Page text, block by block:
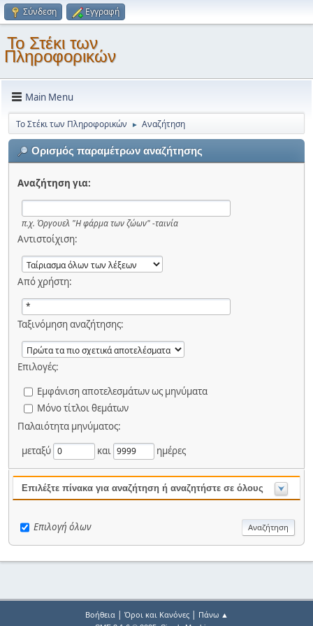
Σύνδεση Εγγραφή
Το Στέκι των
Πληροφορικών
Main Menu
Το Στέκι των Πληροφορικών ► Αναζήτηση
Ορισμός παραμέτρων αναζήτησης
Αναζήτηση για:
π.χ. Όργουελ "Η φάρμα των ζώων" -ταινία
Αντιστοίχιση:
Από χρήστη:
Ταξινόμηση αναζήτησης:
Επιλογές:
Εμφάνιση αποτελεσμάτων ως μηνύματα
Μόνο τίτλοι θεμάτων
Παλαιότητα μηνύματος:
μεταξύ
και ημέρες
Επιλέξτε πίνακα για αναζήτηση ή αναζητήστε σε όλους
Επιλογή όλων
Βοήθεια| Όροι και Κανόνες| Πάνω ▲